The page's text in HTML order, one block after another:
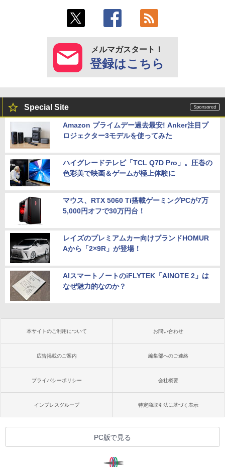
メルマガスタート！
登録はこちら
Special Site
Amazon プライムデー過去最安! Anker注目プ
ロジェクター3モデルを使ってみた
ハイグレードテレビ「TCL Q7D Pro」。圧巻の
色彩美で映画＆ゲームが極上体験に
マウス、RTX 5060 Ti搭載ゲーミングPCが7万
5,000円オフで30万円台！
レイズのプレミアムカー向けブランドHOMUR
Aから「2×9R」が登場！
AIスマートノートのiFLYTEK「AINOTE 2」は
なぜ魅力的なのか？
本サイトのご利用について お問い合わせ
広告掲載のご案内 編集部へのご連絡
プライバシーポリシー 会社概要
インプレスグループ 特定商取引法に基づく表示
PC版で見る